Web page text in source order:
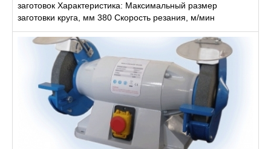
заготовок Характеристика: Максимальный размер
заготовки круга, мм 380 Скорость резания, м/мин
30/50/70 Максимальный размер за